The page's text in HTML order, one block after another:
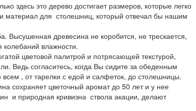
здесь это дерево достигает размеров, которые легко
материал для столешниц, который отвечал бы нашим
Высушенная древесина не коробится, не трескается,
колебаний влажности.
цветовой палитрой и потрясающей текстурой,
Ведь согласитесь, когда Вы сидите за обеденным
всем , от тарелки с едой и салфеток, до столешницы.
сохраняет цветочный аромат до 50 лет и у нее
и природная кривизна ствола акации, делают